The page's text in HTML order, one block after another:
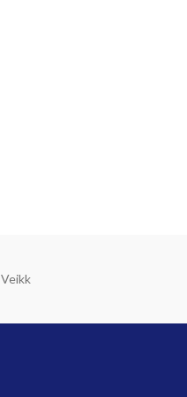
Veikk